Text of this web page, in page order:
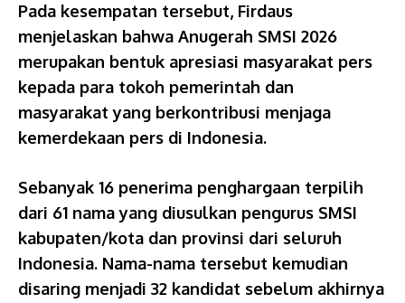
Pada kesempatan tersebut, Firdaus
menjelaskan bahwa Anugerah SMSI 2026
merupakan bentuk apresiasi masyarakat pers
kepada para tokoh pemerintah dan
masyarakat yang berkontribusi menjaga
kemerdekaan pers di Indonesia.
Sebanyak 16 penerima penghargaan terpilih
dari 61 nama yang diusulkan pengurus SMSI
kabupaten/kota dan provinsi dari seluruh
Indonesia. Nama-nama tersebut kemudian
disaring menjadi 32 kandidat sebelum akhirnya